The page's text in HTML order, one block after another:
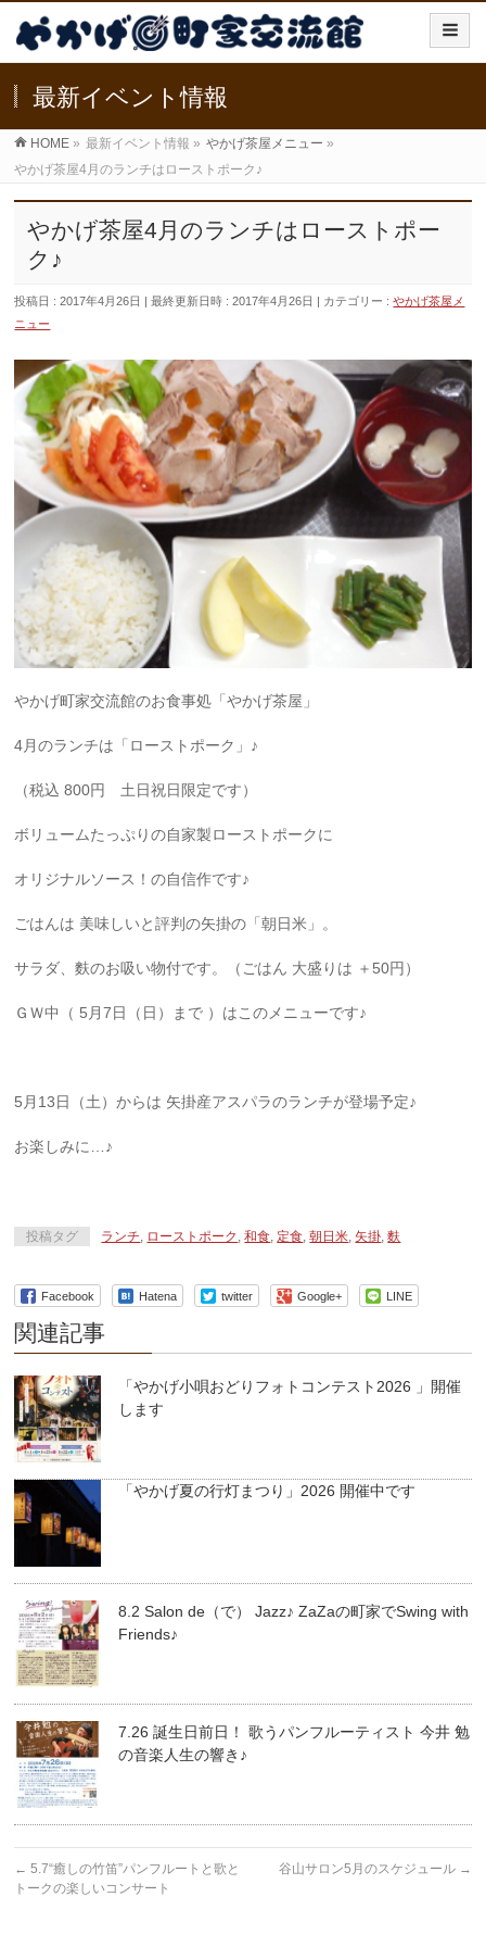
最新イベント情報
HOME » 最新イベント情報 » やかげ茶屋メニュー »
やかげ茶屋4月のランチはローストポーク♪
やかげ茶屋4月のランチはローストポー
ク♪
投稿日 : 2017年4月26日 最終更新日時 : 2017年4月26日 カテゴリー :やかげ茶屋メ
ニュー
やかげ町家交流館のお食事処「やかげ茶屋」
4月のランチは「ローストポーク」♪
（税込 800円 土日祝日限定です）
ボリュームたっぷりの自家製ローストポークに
オリジナルソース！の自信作です♪
ごはんは 美味しいと評判の矢掛の「朝日米」。
サラダ、麩のお吸い物付です。（ごはん 大盛りは ＋50円）
ＧＷ中（ 5月7日（日）まで ）はこのメニューです♪
5月13日（土）からは 矢掛産アスパラのランチが登場予定♪
お楽しみに…♪
投稿タグ ランチ ローストポーク ,和食 定食 ,朝日米 ,矢掛 ,麩
Facebook Hatena twitter Google+ LINE
関連記事
「やかげ小唄おどりフォトコンテスト2026 」開催
します
「やかげ夏の行灯まつり」2026 開催中です
8.2 Salon de（で） Jazz♪ ZaZaの町家でSwing with
Friends♪
7.26 誕生日前日！ 歌うパンフルーティスト 今井 勉
の音楽人生の響き♪
← 5.7“癒しの竹笛”パンフルートと歌と
トークの楽しいコンサート
谷山サロン5月のスケジュール →